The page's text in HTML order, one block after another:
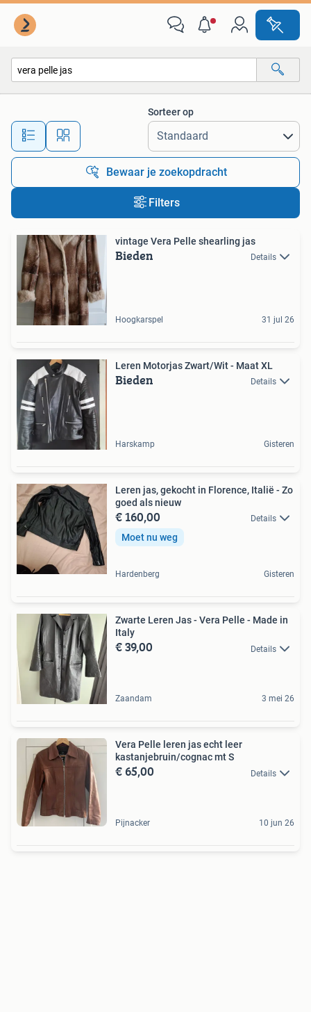
Alle afstanden…
Sorteer op
Bewaar je zoekopdracht
Filters
vintage Vera Pelle shearling jas
Bieden Details
Hoogkarspel 31 jul 26
Leren Motorjas Zwart/Wit - Maat XL
Bieden Details
Harskamp Gisteren
Leren jas, gekocht in Florence, Italië - Zo
goed als nieuw
€ 160,00 Details
Moet nu weg
Hardenberg Gisteren
Zwarte Leren Jas - Vera Pelle - Made in
Italy
€ 39,00 Details
Zaandam 3 mei 26
Vera Pelle leren jas echt leer
kastanjebruin/cognac mt S
€ 65,00 Details
Pijnacker 10 jun 26